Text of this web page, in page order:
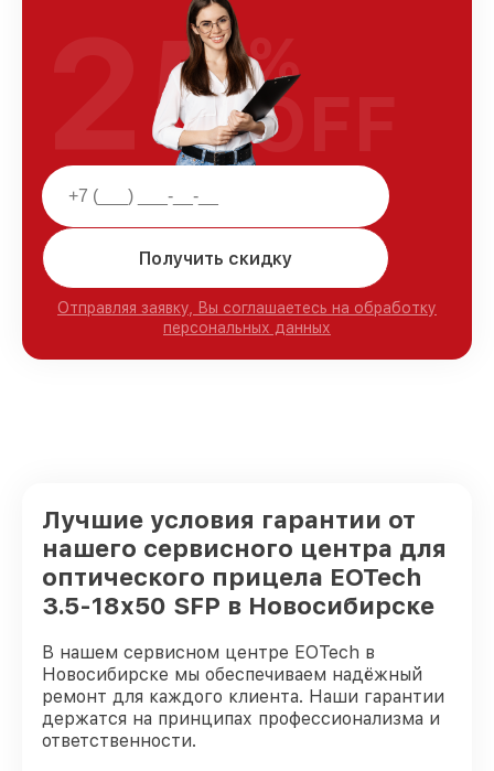
Получить скидку
Отправляя заявку, Вы соглашаетесь на обработку
персональных данных
25%
OFF
Лучшие условия гарантии от
нашего сервисного центра для
оптического прицела EOTech
3.5-18x50 SFP в Новосибирске
В нашем сервисном центре EOTech в
Новосибирске мы обеспечиваем надёжный
ремонт для каждого клиента. Наши гарантии
держатся на принципах профессионализма и
ответственности.